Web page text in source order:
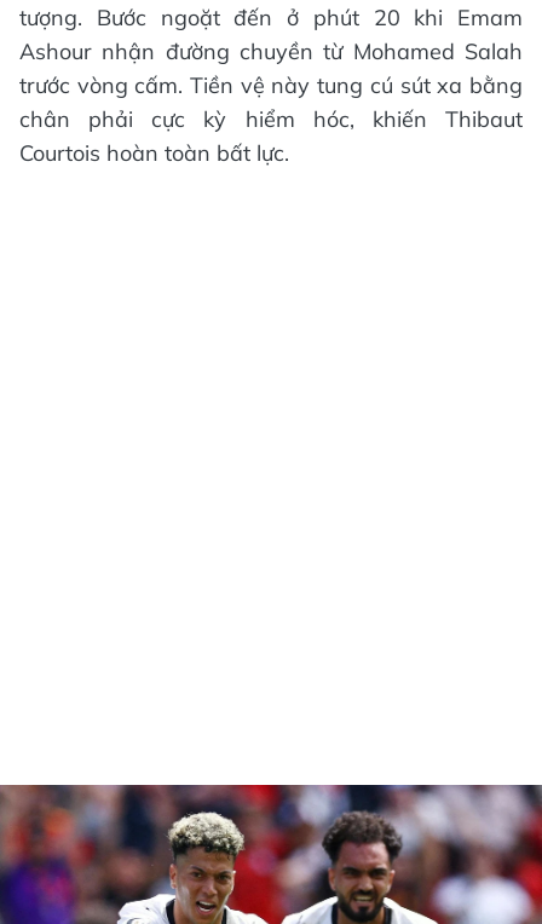
tượng. Bước ngoặt đến ở phút 20 khi Emam
Ashour nhận đường chuyền từ Mohamed Salah
trước vòng cấm. Tiền vệ này tung cú sút xa bằng
chân phải cực kỳ hiểm hóc, khiến Thibaut
Courtois hoàn toàn bất lực.